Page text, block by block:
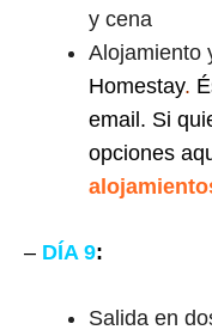
y cena
Alojamiento
Homestay.
email. Si
opciones
– DÍA 9:
Salida en